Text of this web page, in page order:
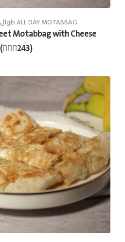
طوال الیوم - المطبق ALL DAY MOTABBAG
(🚶🏽‍♂243)